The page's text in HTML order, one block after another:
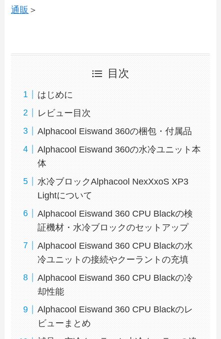
通販 ＞
目次
はじめに
レビュー目次
Alphacool Eiswand 360の梱包・付属品
Alphacool Eiswand 360の水冷ユニット本
体
水冷ブロックAlphacool NexXxoS XP3
Lightについて
Alphacool Eiswand 360 CPU Blackの検
証機材・水冷ブロックのセットアップ
Alphacool Eiswand 360 CPU Blackの水
冷ユニットの接続やクーラントの充填
Alphacool Eiswand 360 CPU Blackの冷
却性能
Alphacool Eiswand 360 CPU Blackのレ
ビューまとめ